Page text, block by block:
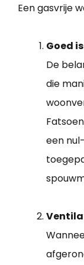
Een gasvrije
Goed
De
die
een